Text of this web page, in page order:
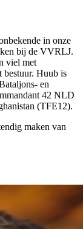
in onze
bij de VVRLJ.
viel met
bestuur. Huub is
en
42 NLD
(TFE12).
maken van